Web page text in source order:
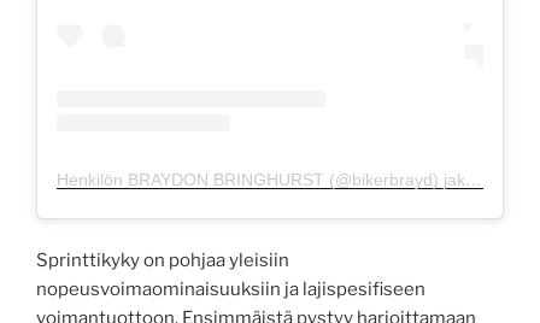
Henkilön BRAYDON BRINGHURST (@bikerbrayd) jakama julkaisu
Sprinttikyky on pohjaa yleisiin
nopeusvoimaominaisuuksiin ja lajispesifiseen
voimantuottoon. Ensimmäistä pystyy harjoittamaan